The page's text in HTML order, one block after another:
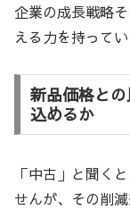
企業の成長戦略
える力を持ってい
新品価格と
込めるか
「中古」と聞く
せんが、その削